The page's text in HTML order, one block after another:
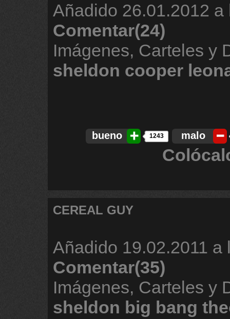
Añadido 26.01.2012 a
Comentar(24)
Imágenes, Carteles y
sheldon cooper
bueno 1243 malo
CEREAL GUY
Añadido 19.02.2011 a
Comentar(35)
Imágenes, Carteles y
sheldon big bang